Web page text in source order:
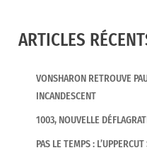
disparus, il prouve, à
époque et des chefs-
portée intemporelle.
ARTICLES
VONSHARON RETROUVE
INCANDESCENT
1003, NOUVELLE
PAS LE TEMPS :